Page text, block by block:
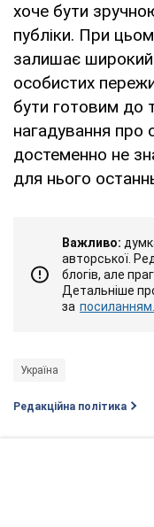
хоче бути
публіки. При
залишає широкий
особистих
бути готовим до
нагадування про
достеменно не
для нього
Важливо:
авторської.
блогів, але
Детальніше
за посиланням...
Україна
Редакційна політика